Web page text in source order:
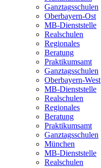
Ganztagsschulen
Oberbayern-Ost
MB-Dienststelle
Realschulen
Regionales
Beratung
Praktikumsamt
Ganztagsschulen
Oberbayern-West
MB-Dienststelle
Realschulen
Regionales
Beratung
Praktikumsamt
Ganztagsschulen
München
MB-Dienststelle
Realschulen